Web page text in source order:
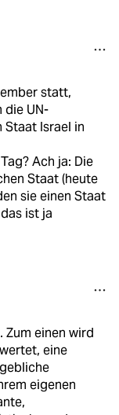
statt,
die UN-
Staat Israel in
Ach ja: Die
Staat (heute
sie einen Staat
ist ja
Zum einen wird
eine
eigenen